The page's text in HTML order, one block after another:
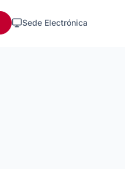
Sede Electrónica